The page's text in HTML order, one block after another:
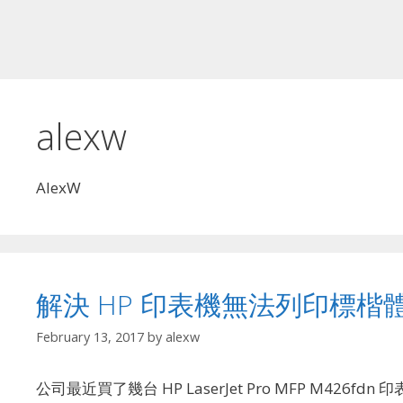
alexw
AlexW
解決 HP 印表機無法列印標楷
February 13, 2017 by alexw
公司最近買了幾台 HP LaserJet Pro MFP M426fdn 印